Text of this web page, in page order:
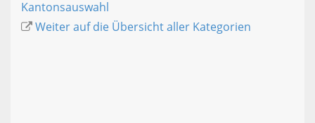
Kantonsauswahl
Weiter auf die Übersicht aller Kategorien